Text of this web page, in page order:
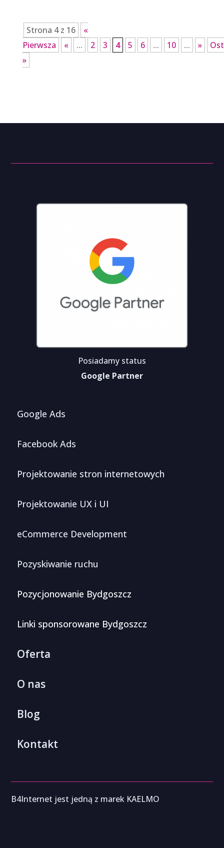
Strona 4 z 16
«
Pierwsza
« ... 2 3 4 5 6 ... 10 ... »
»
Posiadamy status
Google Partner
Google Ads
Facebook Ads
Projektowanie stron internetowych
Projektowanie UX i UI
eCommerce Development
Pozyskiwanie ruchu
Pozycjonowanie Bydgoszcz
Linki sponsorowane Bydgoszcz
Oferta
O nas
Blog
Kontakt
B4Internet jest jedną z marek KAELMO